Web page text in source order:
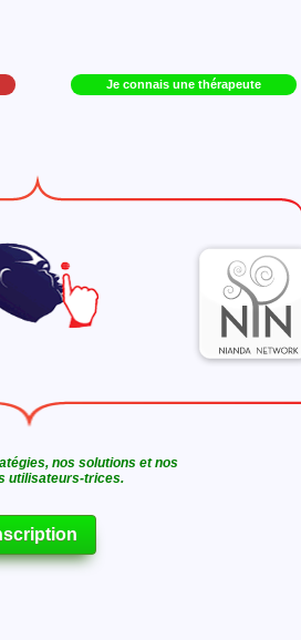
Je connais une thérapeute
nos solutions et nos
utilisateurs-trices.